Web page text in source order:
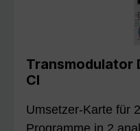
Transmodulator
CI
Umsetzer-Karte für